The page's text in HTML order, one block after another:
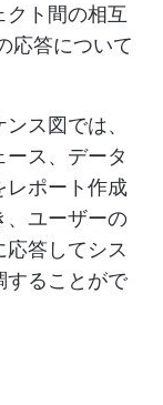
クト間の相互
応答について
ス図では、
ス、データ
レポート作成
、ユーザーの
答してシス
することがで